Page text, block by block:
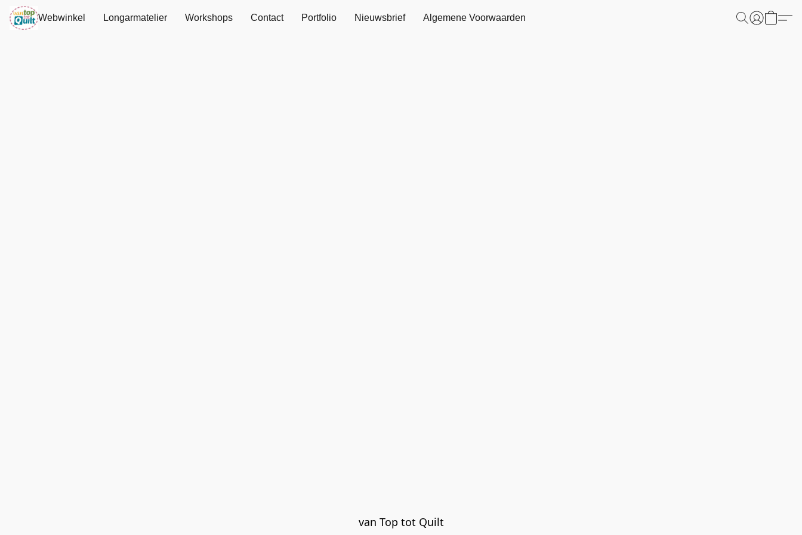
Webwinkel Longarmatelier Workshops Contact Portfolio Nieuwsbrief Algemene Voorwaarden
van Top tot Quilt